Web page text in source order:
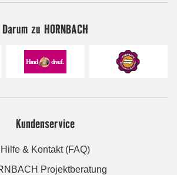
Darum zu HORNBACH
Kundenservice
Hilfe & Kontakt (FAQ)
Projektberatung